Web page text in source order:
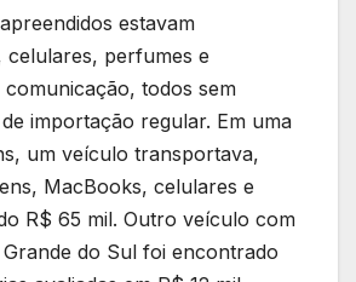
estavam
celulares, perfumes e
comunicação, todos sem
importação regular. Em uma
um veículo transportava,
MacBooks, celulares e
R$ 65 mil. Outro veículo com
do Sul foi encontrado